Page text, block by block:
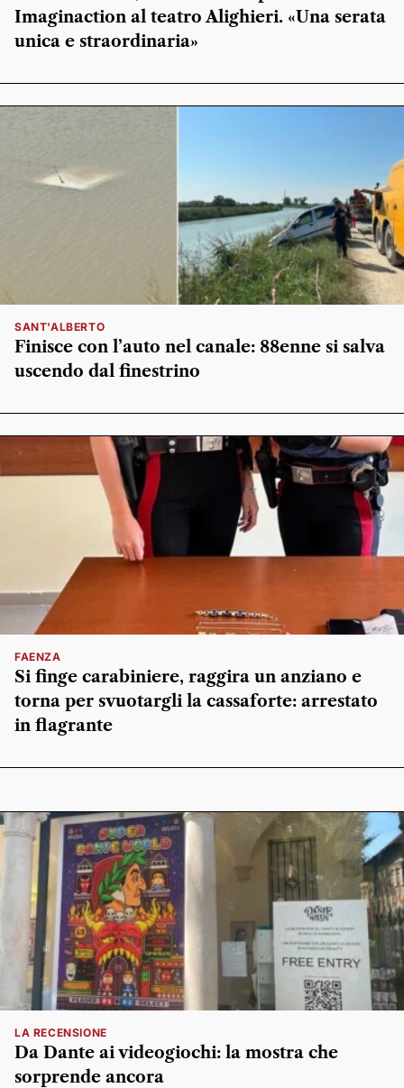
Imaginaction al teatro Alighieri. «Una serata
unica e straordinaria»
SANT'ALBERTO
Finisce con l’auto nel canale: 88enne si salva
uscendo dal finestrino
FAENZA
Si finge carabiniere, raggira un anziano e
torna per svuotargli la cassaforte: arrestato
in flagrante
LA RECENSIONE
Da Dante ai videogiochi: la mostra che
sorprende ancora